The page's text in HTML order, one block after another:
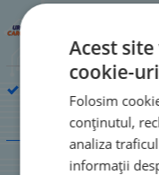
Acest
cookie-uri
Folosim
conținutul,
analiza
informații